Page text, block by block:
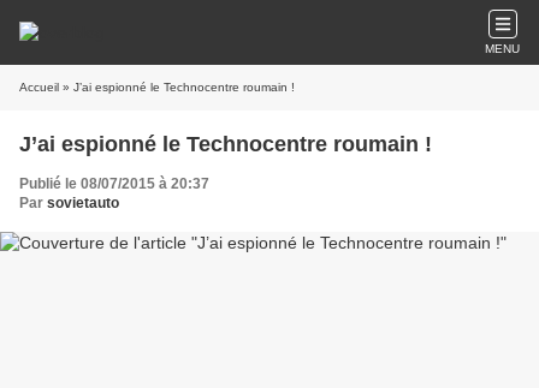
MENU
Accueil » J’ai espionné le Technocentre roumain !
J’ai espionné le Technocentre roumain !
Publié le 08/07/2015 à 20:37
Par sovietauto